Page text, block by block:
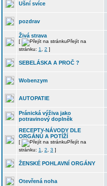
Ušní svíce
pozdrav
Živá strava
[
Přejít na
stránku: 1 2 ]
SEBELÁSKA A PROČ ?
Wobenzym
AUTOPATIE
Pránická výživa jako
potravinový doplněk
RECEPTY-NÁVODY DLE
ORGÁNŮ A POTÍŽÍ
[
Přejít na
stránku: 1 2 3 ]
ŽENSKÉ POHLAVNÍ ORGÁNY
Otevřená noha